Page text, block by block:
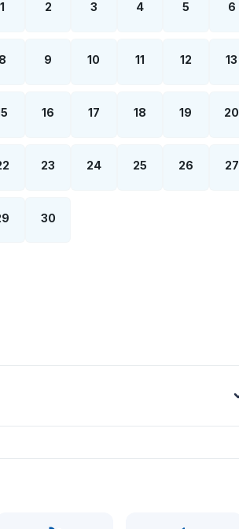
1 2 3 4 5 6
8 9 10 11 12 13
16 17 18 19 20
23 24 25 26 27
30